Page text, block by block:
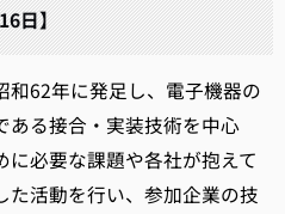
日】
62年に発足し、電子機器の
ある接合・実装技術を中心
必要な課題や各社が抱えて
た活動を行い、参加企業の技